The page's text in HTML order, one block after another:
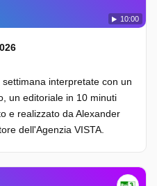
10:00
interpretate con un
un editoriale in 10 minuti
e realizzato da Alexander
dell'Agenzia VISTA.